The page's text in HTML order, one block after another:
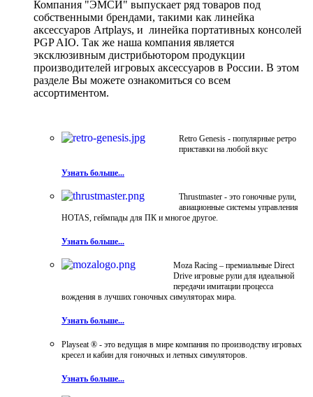
Компания "ЭМСИ" выпускает ряд товаров под
собственными брендами, такими как линейка
аксессуаров Artplays, и линейка портативных консолей
PGP AIO. Так же наша компания является
эксклюзивным дистрибьютором продукции
производителей игровых аксессуаров в России. В этом
разделе Вы можете ознакомиться со всем
ассортиментом.
Retro Genesis - популярные ретро
приставки на любой вкус
Узнать больше...
Thrustmaster - это гоночные рули,
авиационные системы управления
HOTAS, геймпады для ПК и многое другое.
Узнать больше...
Moza Racing – премиальные Direct
Drive игровые рули для идеальной
передачи имитации процесса
вождения в лучших гоночных симуляторах мира.
Узнать больше...
Playseat ® - это ведущая в мире компания по производству игровых
кресел и кабин для гоночных и летных симуляторов.
Узнать больше...